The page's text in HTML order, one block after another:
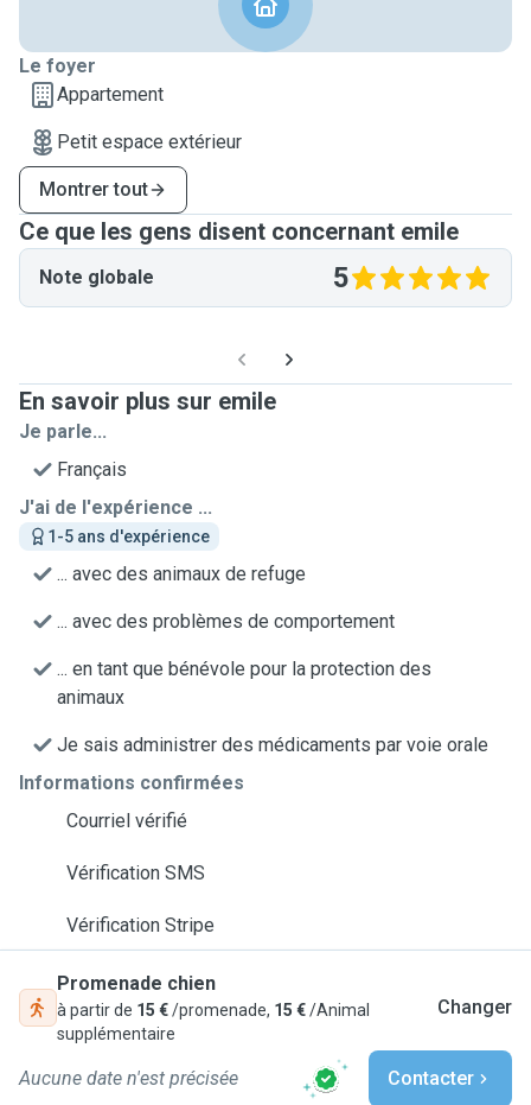
Le foyer
Appartement
Petit espace extérieur
Montrer tout
Ce que les gens disent concernant emile
Note globale 5
En savoir plus sur emile
Je parle...
Français
J'ai de l'expérience ...
1-5 ans d'expérience
... avec des animaux de refuge
... avec des problèmes de comportement
... en tant que bénévole pour la protection des
animaux
Je sais administrer des médicaments par voie orale
Informations confirmées
Courriel vérifié
Vérification SMS
Vérification Stripe
Promenade chien
à partir de 15 €/promenade, 15 €/Animal
supplémentaire
Changer
Aucune date n'est précisée Contacter